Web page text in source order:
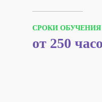
СРОКИ ОБУЧЕНИЯ
от 250